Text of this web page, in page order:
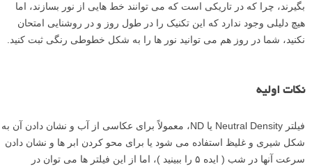
بگیرند، چرا که در تاریکی است که می توانند خط هایی از نور بسازند، اما
هیچ دلیلی وجود ندارد که این تکنیک را در طول روز و در روشنایی امتحان
نکنید، شما در روز هم می توانید نور ها را به شکل خطوطی رنگی ثبت کنید.
نکات اولیه
فیلتر Neutral Density یا ND، معمولاً برای عکاسی از آب و نشان دادن آن به
شکل شیری و غلیظ استفاده می شود یا برای محو کردن ابر ها و نشان دادن
سرعت آنها در شب ( ایده ۵ را ببینید )، اما از این فیلتر ها می توان در